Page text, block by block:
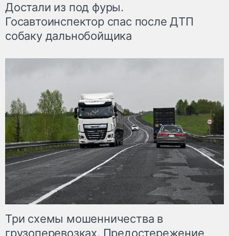
Достали из под фуры.
Госавтоинспектор спас после ДТП
собаку дальнобойщика
Три схемы мошенничества в
грузоперевозках. Предостережение